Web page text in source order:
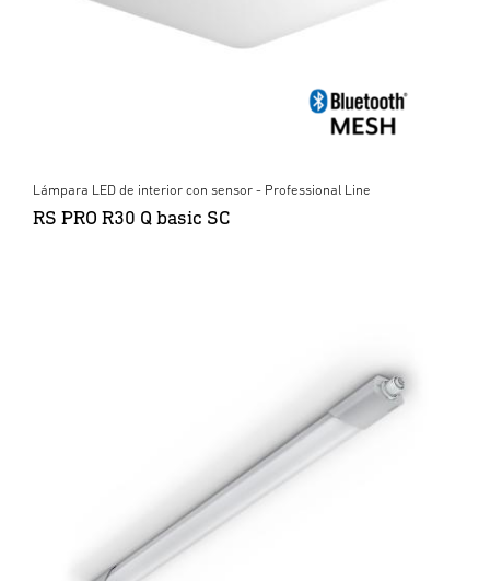
Lámpara LED de interior con sensor - Professional Line
RS PRO R30 Q basic SC